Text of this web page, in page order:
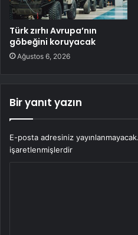
Türk zırhı Avrupa’nın
göbeğini koruyacak
Ağustos 6, 2026
Bir yanıt yazın
E-posta adresiniz yayınlanmayacak.
işaretlenmişlerdir